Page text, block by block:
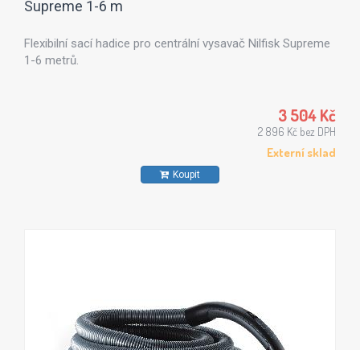
Supreme 1-6 m
Flexibilní sací hadice pro centrální vysavač Nilfisk Supreme
1-6 metrů.
3 504 Kč
2 896 Kč bez DPH
Externí sklad
Koupit